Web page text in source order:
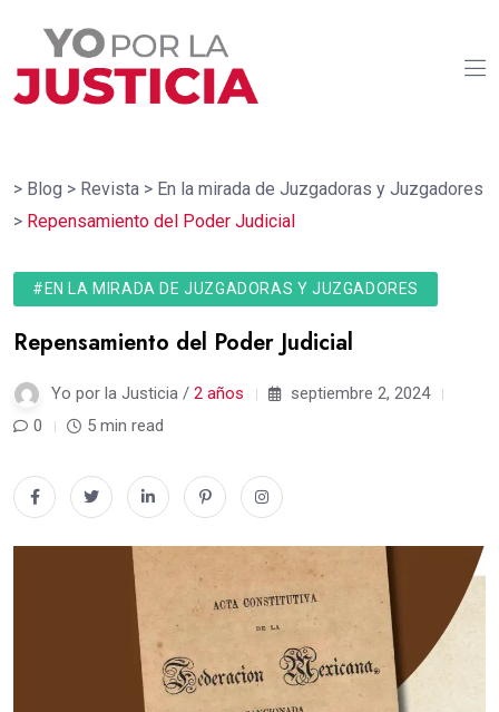
> Blog > Revista > En la mirada de Juzgadoras y Juzgadores
> Repensamiento del Poder Judicial
#EN LA MIRADA DE JUZGADORAS Y JUZGADORES
Repensamiento del Poder Judicial
Yo por la Justicia / 2 años
septiembre 2, 2024
0
5 min read